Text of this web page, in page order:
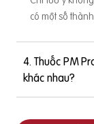
có một số
4. Thuốc PM
khác nhau?